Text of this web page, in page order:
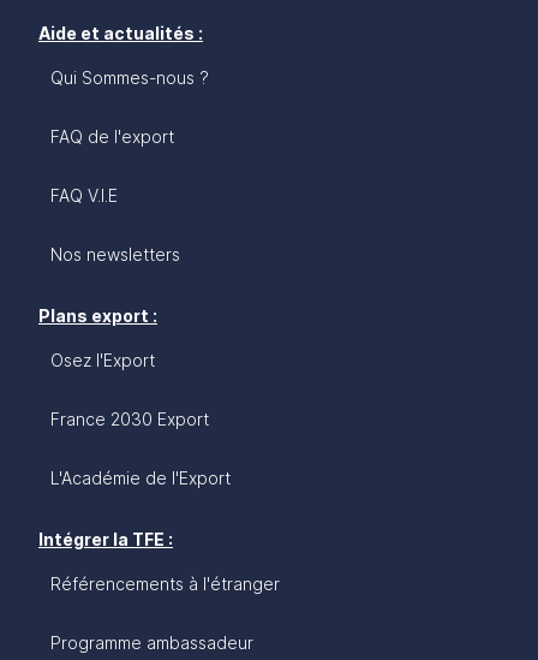
Aide et actualités :
Qui Sommes-nous ?
FAQ de l'export
FAQ V.I.E
Nos newsletters
Plans export :
Osez l'Export
France 2030 Export
L'Académie de l'Export
Intégrer la TFE :
Référencements à l'étranger
Programme ambassadeur